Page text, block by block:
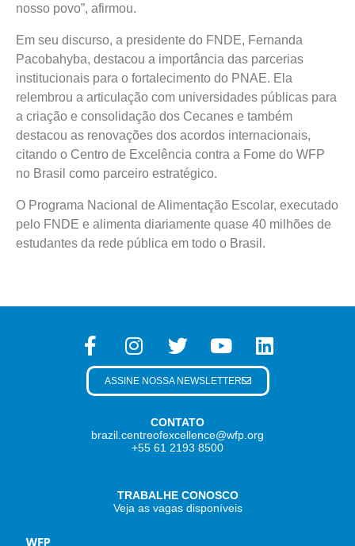
nosso povo”, afirmou.
Em seu discurso, a presidente do FNDE, Fernanda
Pacobahyba, destacou a importância das parcerias
institucionais para o fortalecimento do PNAE. Ela
relembrou a articulação com universidades públicas para
a criação e consolidação dos Cecanes e também
destacou as renovações dos acordos internacionais,
citando o Centro de Excelência contra a Fome do WFP
no Brasil como parceiro estratégico.
O Programa Nacional de Alimentação Escolar, executado
pelo FNDE e alimenta diariamente quase 40 milhões de
estudantes da rede pública em todo o Brasil.
CONTATO
brazil.centreofexcellence@wfp.org
+55 61 2193 8500
TRABALHE CONOSCO
Veja as vagas disponíveis
ASSINE NOSSA NEWSLETTER